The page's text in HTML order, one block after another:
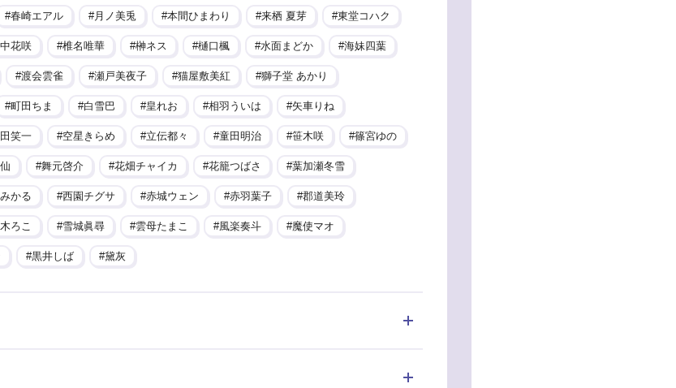
春崎エアル 月ノ美兎 本間ひまわり 来栖 夏芽 東堂コハク
花咲 椎名唯華 榊ネス 樋口楓 水面まどか 海妹四葉
渡会雲雀 瀬戸美夜子 猫屋敷美紅 獅子堂 あかり
町田ちま 白雪巴 皇れお 相羽ういは 矢車りね
笑一 空星きらめ 立伝都々 童田明治 笹木咲 篠宮ゆの
舞元啓介 花畑チャイカ 花籠つばさ 葉加瀬冬雪
かる 西園チグサ 赤城ウェン 赤羽葉子 郡道美玲
ろこ 雪城眞尋 雲母たまこ 風楽奏斗 魔使マオ
黒井しば 黛灰